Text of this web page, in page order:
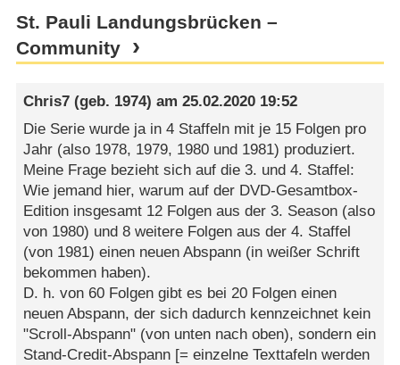
St. Pauli Landungsbrücken –
Community
Chris7 (geb. 1974) am25.02.2020 19:52
Die Serie wurde ja in 4 Staffeln mit je 15 Folgen pro
Jahr (also 1978, 1979, 1980 und 1981) produziert.
Meine Frage bezieht sich auf die 3. und 4. Staffel:
Wie jemand hier, warum auf der DVD-Gesamtbox-
Edition insgesamt 12 Folgen aus der 3. Season (also
von 1980) und 8 weitere Folgen aus der 4. Staffel
(von 1981) einen neuen Abspann (in weißer Schrift
bekommen haben).
D. h. von 60 Folgen gibt es bei 20 Folgen einen
neuen Abspann, der sich dadurch kennzeichnet kein
"Scroll-Abspann" (von unten nach oben), sondern ein
Stand-Credit-Abspann [= einzelne Texttafeln werden